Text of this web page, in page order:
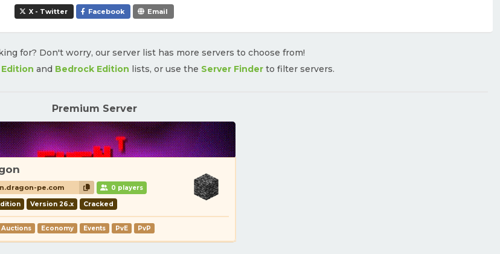
X - Twitter Facebook Email
for? Don't worry, our server list has more servers to choose from!
Edition and Bedrock Edition lists, or use the Server Finderto filter servers.
Premium Server
pe.com 0 players
Version 26.x Cracked
Auctions Economy Events PvE PvP